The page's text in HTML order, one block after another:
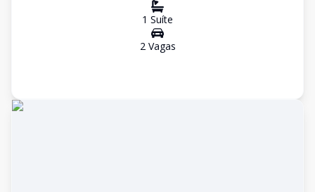
1 Suíte
2Vagas